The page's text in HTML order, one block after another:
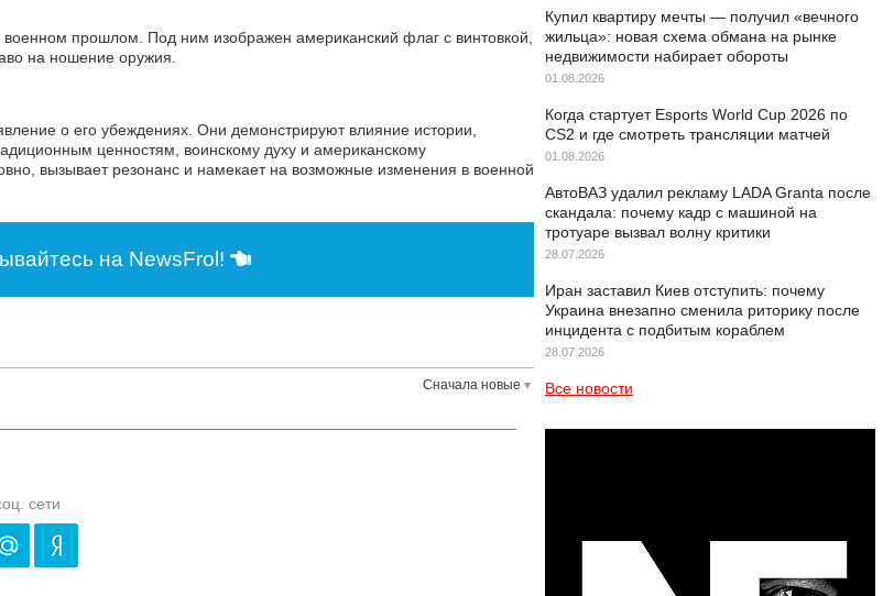
прошлом. Под ним изображен американский флаг с винтовкой,
на ношение оружия.
о его убеждениях. Они демонстрируют влияние истории,
ценностям, воинскому духу и американскому
вызывает резонанс и намекает на возможные изменения в военной
на NewsFrol!
Сначала новые
сети
Купил квартиру мечты — получил «вечного
жильца»: новая схема обмана на рынке
недвижимости набирает обороты
01.08.2026
Когда стартует Esports World Cup 2026 по
CS2 и где смотреть трансляции матчей
01.08.2026
АвтоВАЗ удалил рекламу LADA Granta после
скандала: почему кадр с машиной на
тротуаре вызвал волну критики
28.07.2026
Иран заставил Киев отступить: почему
Украина внезапно сменила риторику после
инцидента с подбитым кораблем
28.07.2026
Все новости